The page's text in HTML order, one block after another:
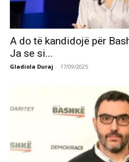
A do të kandidojë për
Ja se si...
Gladiola Duraj - 17/09/2025